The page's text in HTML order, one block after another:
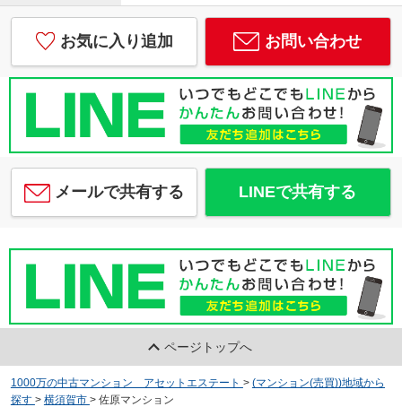
お気に入り追加 お問い合わせ
メールで共有する LINEで共有する
ページトップへ
1000万の中古マンション アセットエステート > (マンション(売買))地域から
探す > 横須賀市 > 佐原マンション